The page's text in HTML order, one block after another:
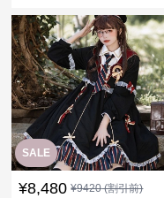
SALE
¥8,480 ¥9420(割引前)